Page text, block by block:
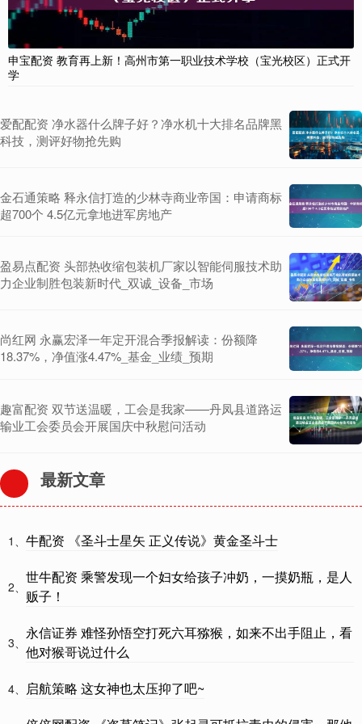
申宝配资 教育再上新！高州市第一职业技术学校（宝光校区）正式开
学
爱配配资 净水器什么牌子好？净水机十大排名品牌黑
科技，测评好物抢先购
金石通策略 释永信打造的少林寺商业帝国：申请商标
超700个 4.5亿元拿地进军房地产
盈易点配资 头部热收缩包装机厂家以智能伺服技术助
力企业制胜包装新时代_双诚_设备_市场
尚红网 永赢宏泽一年定开混合季报解读：份额降
18.37%，净值涨4.47%_基金_业绩_预期
趣富配资 双节送温暖，工会是我家——丹凤县道路运
输业工会委员会开展国庆中秋慰问活动
最新文章
1、 牛配资 《圣斗士星矢 正义传说》黄金圣斗士
2、
世牛配资 乘警发现一个妇女给孩子冲奶，一摸奶瓶，是人
贩子！
3、
永信证券 难怪孙悟空打死六耳猕猴，如来不出手阻止，看
他对猴哥说过什么
4、 启航策略 这女神也太压抑了吧~